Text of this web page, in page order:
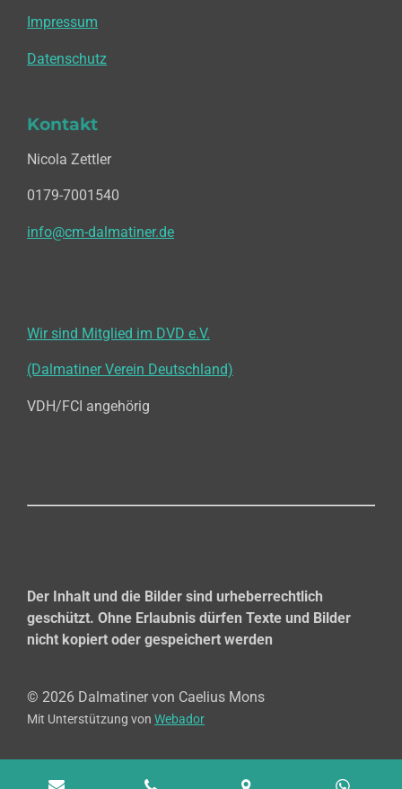
Impressum
Datenschutz
Kontakt
Nicola Zettler
0179-7001540
info@cm-dalmatiner.de
Wir sind Mitglied im DVD e.V.
(Dalmatiner Verein Deutschland)
VDH/FCI angehörig
Der Inhalt und die Bilder sind urheberrechtlich
geschützt. Ohne Erlaubnis dürfen Texte und Bilder
nicht kopiert oder gespeichert werden
© 2026 Dalmatiner von Caelius Mons
Mit Unterstützung von Webador